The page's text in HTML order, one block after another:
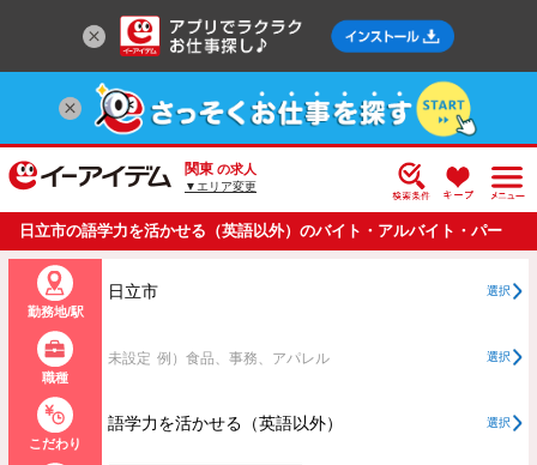
関東 の求人
▼エリア変更
日立市の語学力を活かせる（英語以外）のバイト・アルバイト・パー
トの求人情報一覧
勤務地/駅
日立市 選択
職種
未設定 例）食品、事務、アパレル 選択
こだわり
語学力を活かせる（英語以外） 選択